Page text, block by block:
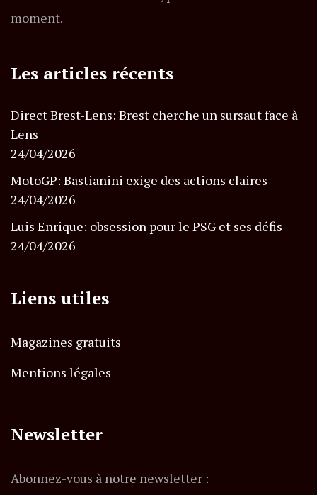
moment.
Les articles récents
Direct Brest-Lens: Brest cherche un sursaut face à
Lens
24/04/2026
MotoGP: Bastianini exige des actions claires
24/04/2026
Luis Enrique: obsession pour le PSG et ses défis
24/04/2026
Liens utiles
Magazines gratuits
Mentions légales
Newsletter
Abonnez-vous à notre newsletter :